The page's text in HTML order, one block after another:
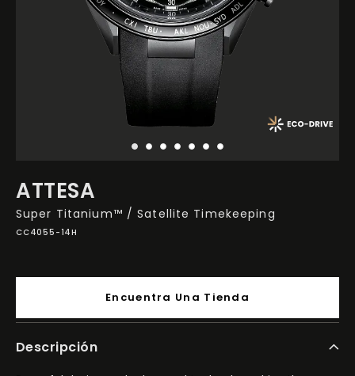
ATTESA
Super Titanium™ / Satellite Timekeeping
CC4055-14H
Encuentra Una Tienda
Descripción